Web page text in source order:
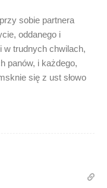
sobie partnera
oddanego i
w trudnych chwilach,
panów, i każdego,
się z ust słowo